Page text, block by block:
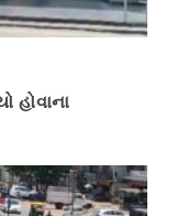
હોવાના